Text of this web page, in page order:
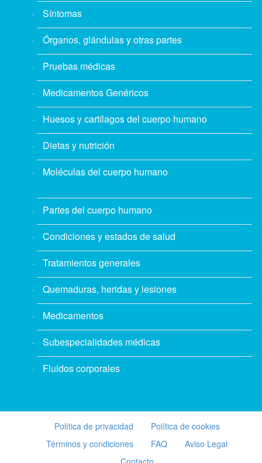
Síntomas
Órganos, glándulas y otras partes
Pruebas médicas
Medicamentos Genéricos
Huesos y cartílagos del cuerpo humano
Dietas y nutrición
Moléculas del cuerpo humano
Partes del cuerpo humano
Condiciones y estados de salud
Tratamientos generales
Quemaduras, heridas y lesiones
Medicamentos
Subespecialidades médicas
Fluidos corporales
Política de privacidad
Política de cookies
Términos y condiciones
FAQ
Aviso Legal